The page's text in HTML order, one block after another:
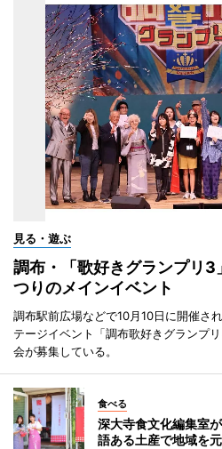
見る・遊ぶ
調布・「歌好きグランプリ
つりのメインイベント
調布駅前広場などで10月10日に開催さ
テージイベント「調布歌好きグランプ
会が募集している。
食べる
深大寺食文化編集室
語ある土産で地域を